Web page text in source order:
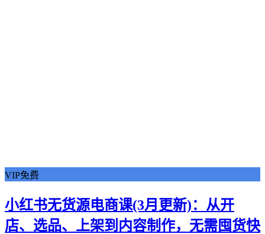
VIP免费
小红书无货源电商课(3月更新)：从开
店、选品、上架到内容制作，无需囤货快